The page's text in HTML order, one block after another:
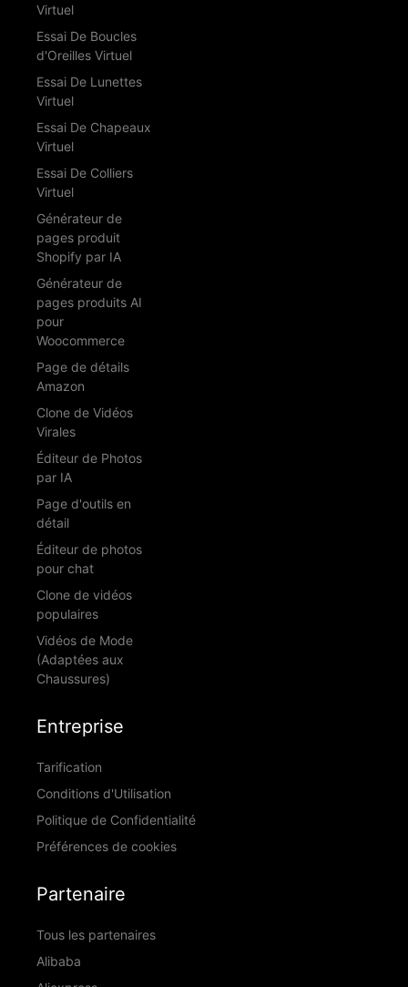
Virtuel
Essai De Boucles
d'Oreilles Virtuel
Essai De Lunettes
Virtuel
Essai De Chapeaux
Virtuel
Essai De Colliers
Virtuel
Générateur de
pages produit
Shopify par IA
Générateur de
pages produits AI
pour
Woocommerce
Page de détails
Amazon
Clone de Vidéos
Virales
Éditeur de Photos
par IA
Page d'outils en
détail
Éditeur de photos
pour chat
Clone de vidéos
populaires
Vidéos de Mode
(Adaptées aux
Chaussures)
Entreprise
Tarification
Conditions d'Utilisation
Politique de Confidentialité
Préférences de cookies
Partenaire
Tous les partenaires
Alibaba